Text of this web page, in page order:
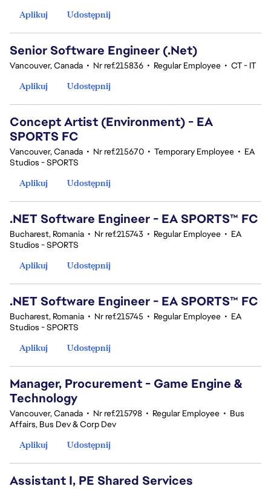
Aplikuj
Udostępnij
Senior Software Engineer (.Net)
Vancouver, Canada • Nr ref.215836 • Regular Employee • CT - IT
Aplikuj
Udostępnij
Concept Artist (Environment) - EA
SPORTS FC
Vancouver, Canada • Nr ref.215670 • Temporary Employee • EA
Studios - SPORTS
Aplikuj
Udostępnij
.NET Software Engineer - EA SPORTS™ FC
Bucharest, Romania • Nr ref.215743 • Regular Employee • EA
Studios - SPORTS
Aplikuj
Udostępnij
.NET Software Engineer - EA SPORTS™ FC
Bucharest, Romania • Nr ref.215745 • Regular Employee • EA
Studios - SPORTS
Aplikuj
Udostępnij
Manager, Procurement - Game Engine &
Technology
Vancouver, Canada • Nr ref.215798 • Regular Employee • Bus
Affairs, Bus Dev & Corp Dev
Aplikuj
Udostępnij
Assistant I, PE Shared Services